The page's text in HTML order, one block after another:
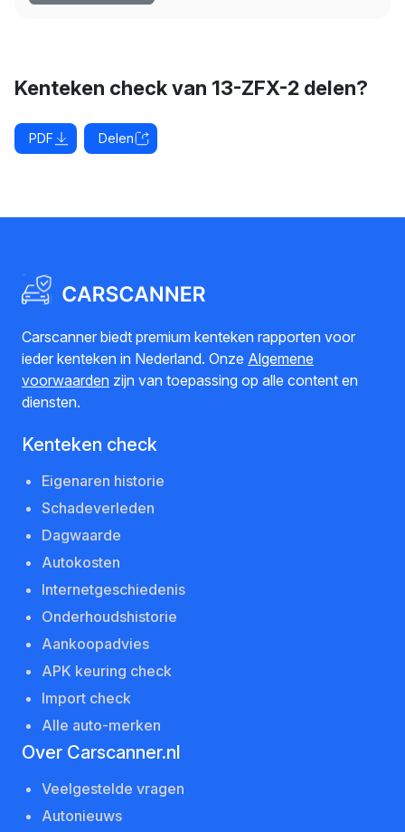
Kenteken check van 13-ZFX-2 delen?
PDF Delen
Carscanner biedt premium kenteken rapporten voor
ieder kenteken in Nederland. Onze Algemene
voorwaarden zijn van toepassing op alle content en
diensten.
Kenteken check
Eigenaren historie
Schadeverleden
Dagwaarde
Autokosten
Internetgeschiedenis
Onderhoudshistorie
Aankoopadvies
APK keuring check
Import check
Alle auto-merken
Over Carscanner.nl
Veelgestelde vragen
Autonieuws